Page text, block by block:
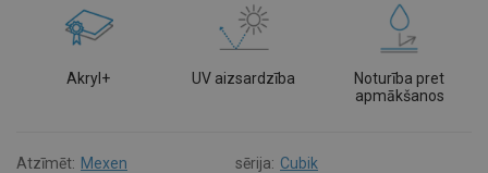
Akryl+ UV aizsardzība
Noturība pret
apmākšanos
Atzīmēt: Mexen sērija: Cubik